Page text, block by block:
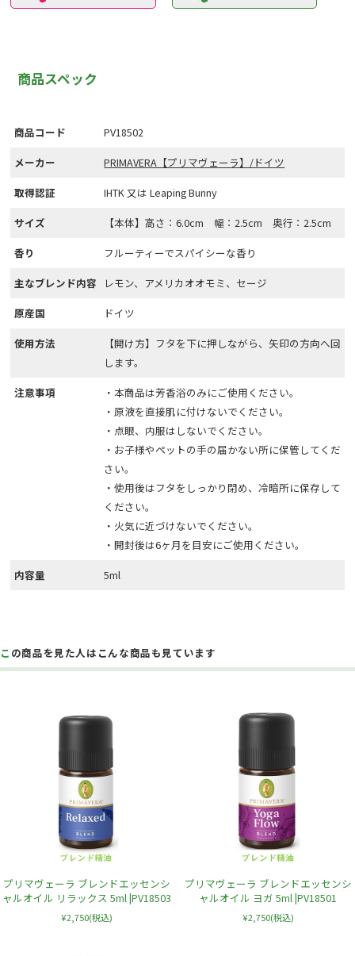
商品スペック
商品コード
PV18502
メーカー
PRIMAVERA【プリマヴェーラ】/ドイツ
取得認証
IHTK 又は Leaping Bunny
サイズ
【本体】高さ：6.0cm 幅：2.5cm 奥行：2.5cm
香り
フルーティーでスパイシーな香り
主なブレンド内容
レモン、アメリカオオモミ、セージ
原産国
ドイツ
使用方法
【開け方】フタを下に押しながら、矢印の方向へ回
します。
注意事項
・本商品は芳香浴のみにご使用ください。
・原液を直接肌に付けないでください。
・点眼、内服はしないでください。
・お子様やペットの手の届かない所に保管してくだ
さい。
・使用後はフタをしっかり閉め、冷暗所に保存して
ください。
・火気に近づけないでください。
・開封後は6ヶ月を目安にご使用ください。
内容量
5ml
この商品を見た人はこんな商品も見ています
プリマヴェーラ ブレンドエッセンシ
ャルオイル リラックス 5ml |PV18503
¥2,750(税込)
プリマヴェーラ ブレンドエッセンシ
ャルオイル ヨガ 5ml |PV18501
¥2,750(税込)